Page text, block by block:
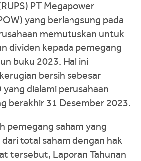
PT Megapower
yang berlangsung pada
memutuskan untuk
dividen kepada pemegang
buku 2023. Hal ini
bersih sebesar
dialami perusahaan
berakhir 31 Desember 2023.
pemegang saham yang
total saham dengan hak
tersebut, Laporan Tahunan